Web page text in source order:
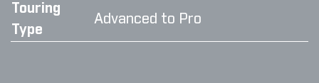
Touring
Type
Advanced to Pro